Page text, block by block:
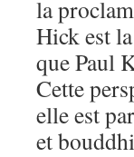
la
Hick est
que Paul
Cette
elle est
et